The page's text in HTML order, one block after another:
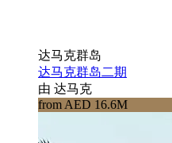
达马克群岛
达马克群岛二期
由 达马克
from AED 16.6M